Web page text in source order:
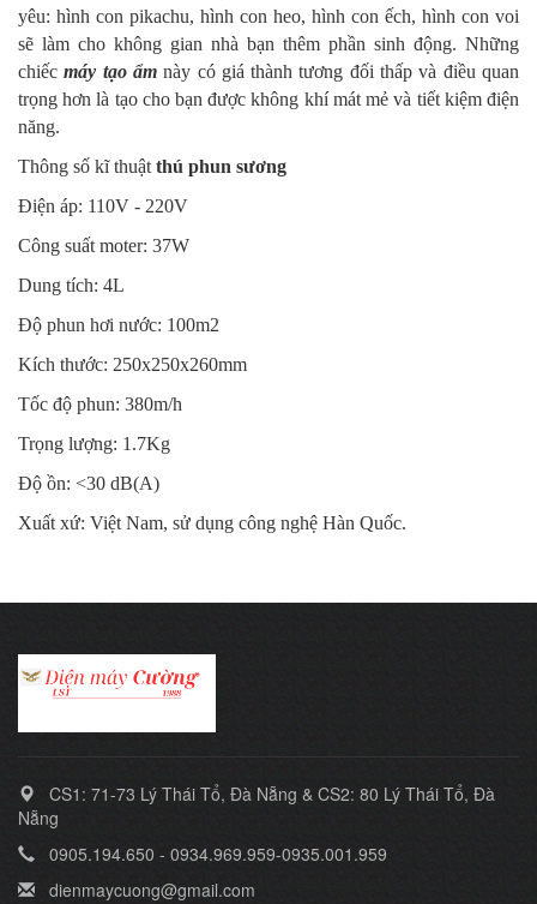
yêu: hình con pikachu, hình con heo, hình con ếch, hình con voi
sẽ làm cho không gian nhà bạn thêm phần sinh động. Những
chiếcmáy tạo ẩmnày có giá thành tương đối thấp và điều quan
trọng hơn là tạo cho bạn được không khí mát mẻ và tiết kiệm điện
năng.
Thông số kĩ thuật thú phun sương
Điện áp: 110V - 220V
Công suất moter: 37W
Dung tích: 4L
Độ phun hơi nước: 100m2
Kích thước: 250x250x260mm
Tốc độ phun: 380m/h
Trọng lượng: 1.7Kg
Độ ồn: <30 dB(A)
Xuất xứ: Việt Nam, sử dụng công nghệ Hàn Quốc.
CS1: 71-73 Lý Thái Tổ, Đà Nẵng & CS2: 80 Lý Thái Tổ, Đà
Nẵng
0905.194.650 - 0934.969.959-0935.001.959
dienmaycuong@gmail.com